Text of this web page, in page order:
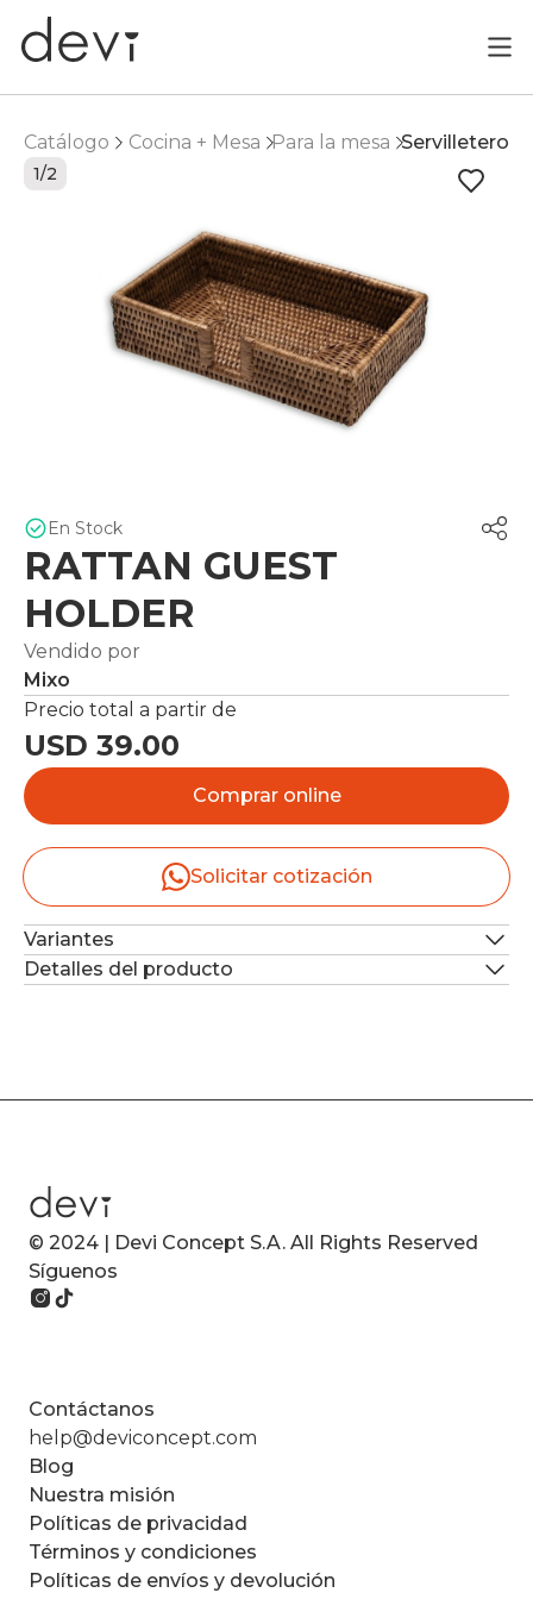
Catálogo Cocina + Mesa Para la mesa Servilletero
1/2
En Stock
RATTAN GUEST
HOLDER
Vendido por
Mixo
Precio total a partir de
USD 39.00
Comprar online
Solicitar cotización
Variantes
Detalles del producto
© 2024 | Devi Concept S.A. All Rights Reserved
Síguenos
Contáctanos
help@deviconcept.com
Blog
Nuestra misión
Políticas de privacidad
Términos y condiciones
Políticas de envíos y devolución